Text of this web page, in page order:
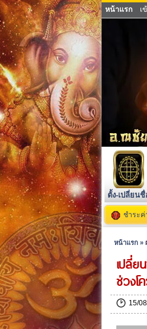
หน้าแรก เ
ตั้ง-เปลี่ยนชื่
ชำระ
หน้าแรก »
เปลี่
ช่วงโ
15/